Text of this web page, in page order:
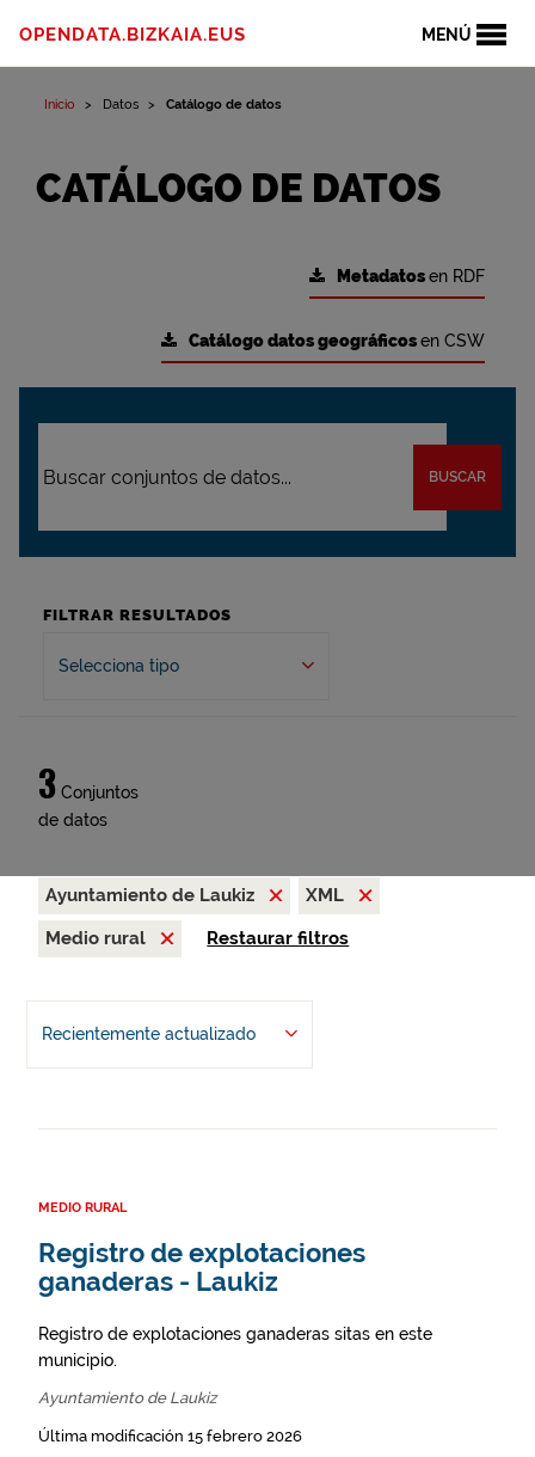
MENÚ
OPENDATA.BIZKAIA.EUS
Inicio Datos Catálogo de datos
CATÁLOGO DE DATOS
Metadatosen RDF
Catálogo datos geográficosen CSW
BUSCAR
FILTRAR RESULTADOS
Selecciona tipo
3 Conjuntos
de datos
Ayuntamiento de Laukiz
XML
Medio rural
Restaurar filtros
Recientemente actualizado
MEDIO RURAL
Registro de explotaciones
ganaderas - Laukiz
Registro de explotaciones ganaderas sitas en este
municipio.
Ayuntamiento de Laukiz
Última modificación 15 febrero 2026